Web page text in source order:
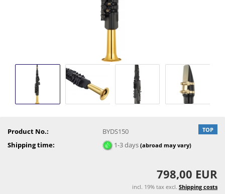
TOP
Product No.:
BYDS150
Shipping time:
1-3 days(abroad may vary)
798,00 EUR
incl. 19% tax excl. Shipping costs